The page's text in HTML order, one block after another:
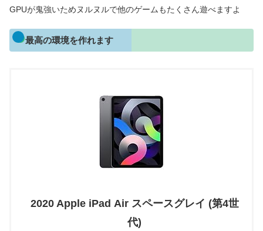
GPUが鬼強いためヌルヌルで他のゲームもたくさん遊べますよ
最高の環境を作れます
2020 Apple iPad Air スペースグレイ (第4世
代)